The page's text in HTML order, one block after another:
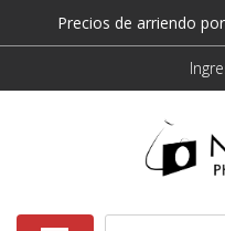
Precios de arriendo